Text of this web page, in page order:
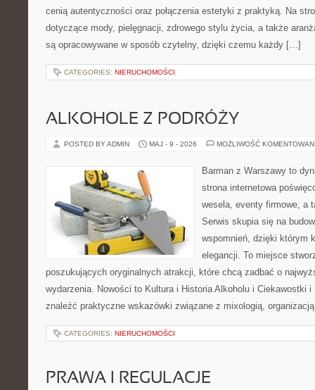
cenią autentyczności oraz połączenia estetyki z praktyką. Na
dotyczące mody, pielęgnacji, zdrowego stylu życia, a także
są opracowywane w sposób czytelny, dzięki czemu każdy […]
CATEGORIES: NIERUCHOMOŚCI
ALKOHOLE Z PODRÓŻY
POSTED BY ADMIN MAJ - 9 - 2026 MOŻLIWOŚĆ
Barman z Warszawy to
strona internetowa
wesela, eventy firmowe, a
Serwis skupia się na
wspomnień, dzięki którym
elegancji. To miejsce
poszukujących oryginalnych atrakcji, które chcą zadbać o
wydarzenia. Nowości to Kultura i Historia Alkoholu i Ciekawostki
znaleźć praktyczne wskazówki związane z mixologią,
CATEGORIES: NIERUCHOMOŚCI
PRAWA I REGULACJE